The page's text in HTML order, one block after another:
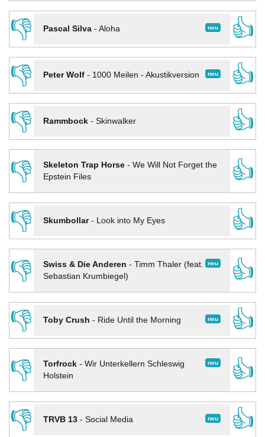
👎
neu
Pascal Silva- Aloha
👍
👎
neu
Peter Wolf- 1000 Meilen - Akustikversion
👍
👎
Rammbock- Skinwalker
👍
👎
Skeleton Trap Horse- We Will Not Forget the
Epstein Files
👍
👎
Skumbollar- Look into My Eyes
👍
👎
neu
Swiss & Die Anderen - Timm Thaler (feat.
Sebastian Krumbiegel)
👍
👎
neu
Toby Crush - Ride Until the Morning
👍
👎
neu
Torfrock- Wir Unterkellern Schleswig
Holstein
👍
👎
neu
TRVB 13- Social Media
👍